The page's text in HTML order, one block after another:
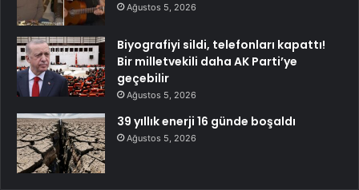
Ağustos 5, 2026
Biyografiyi sildi, telefonları kapattı!
Bir milletvekili daha AK Parti’ye
geçebilir
Ağustos 5, 2026
39 yıllık enerji 16 günde boşaldı
Ağustos 5, 2026